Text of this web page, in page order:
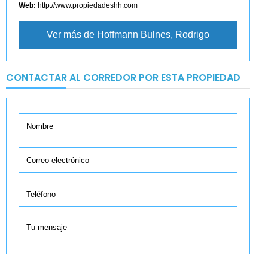
Web: http://www.propiedadeshh.com
Ver más de Hoffmann Bulnes, Rodrigo
CONTACTAR AL CORREDOR POR ESTA PROPIEDAD